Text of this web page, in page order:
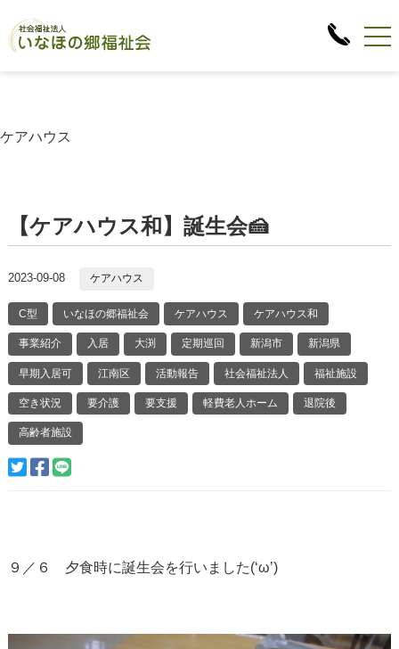
ケアハウス
【ケアハウス和】誕生会🍰
2023-09-08 ケアハウス
C型 いなほの郷福祉会 ケアハウス ケアハウス和
事業紹介 入居 大渕 定期巡回 新潟市 新潟県
早期入居可 江南区 活動報告 社会福祉法人 福祉施設
空き状況 要介護 要支援 軽費老人ホーム 退院後
高齢者施設
９／６ 夕食時に誕生会を行いました(‘ω’)